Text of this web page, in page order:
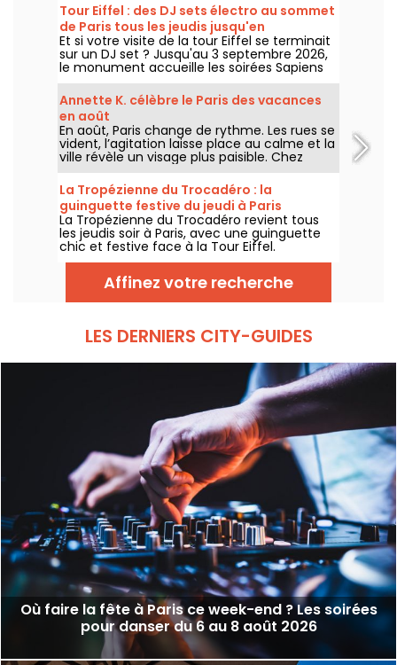
Tour Eiffel : des DJ sets électro au sommet
de Paris tous les jeudis jusqu'en
septembre
Et si votre visite de la tour Eiffel se terminait
sur un DJ set ? Jusqu'au 3 septembre 2026,
le monument accueille les soirées Sapiens
Tower avec Agoria et plusieurs artistes de la
scène électro, chaque jeudi au premier
étage.
Annette K. célèbre le Paris des vacances
en août
En août, Paris change de rythme. Les rues se
vident, l’agitation laisse place au calme et la
ville révèle un visage plus paisible. Chez
Annette K., on profite de cette parenthèse
unique pour prolonger l’esprit des vacances,
les pieds presque dans l’eau, avant le retour
à la rentrée.
La Tropézienne du Trocadéro : la
guinguette festive du jeudi à Paris
La Tropézienne du Trocadéro revient tous
les jeudis soir à Paris, avec une guinguette
chic et festive face à la Tour Eiffel.
Affinez votre recherche
LES DERNIERS CITY-GUIDES
Où faire la fête à Paris ce week-end ? Les soirées
pour danser du 6 au 8 août 2026